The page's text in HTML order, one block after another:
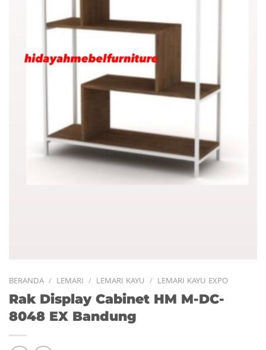
BERANDA / LEMARI / LEMARI KAYU / LEMARI KAYU EXPO
Rak Display Cabinet HM M-DC-
8048 EX Bandung